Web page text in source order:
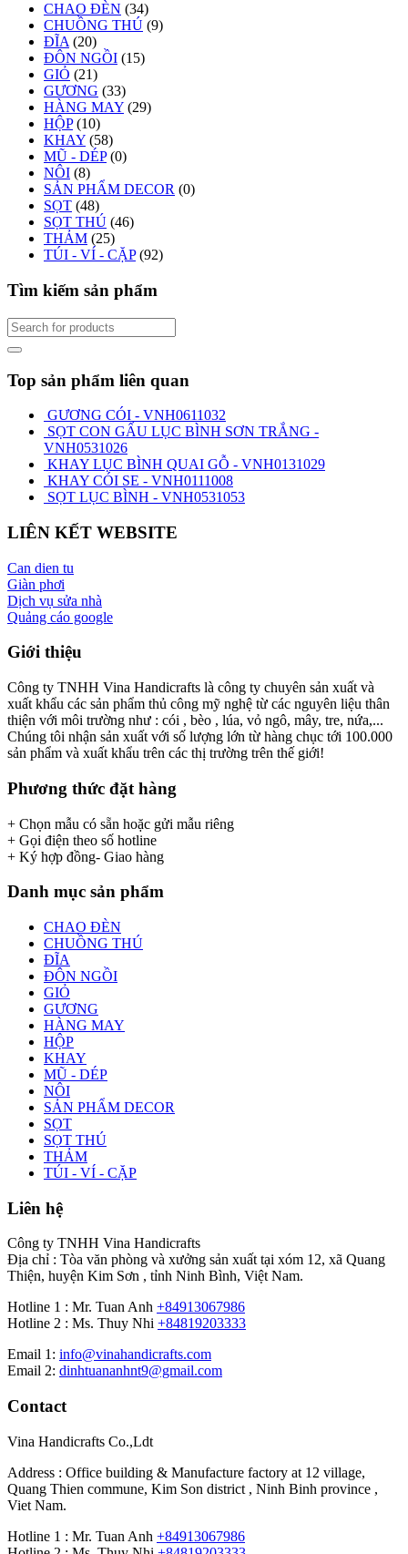
CHAO ĐÈN (34)
CHUỒNG THÚ (9)
ĐĨA (20)
ĐÔN NGỒI (15)
GIỎ (21)
GƯƠNG (33)
HÀNG MAY (29)
HỘP (10)
KHAY (58)
MŨ - DÉP (0)
NÔI (8)
SẢN PHẨM DECOR (0)
SỌT (48)
SỌT THÚ (46)
THẢM (25)
TÚI - VÍ - CẶP (92)
Tìm kiếm sản phẩm
Top sản phẩm liên quan
GƯƠNG CÓI - VNH0611032
SỌT CON GẤU LỤC BÌNH SƠN TRẮNG -
VNH0531026
KHAY LỤC BÌNH QUAI GỖ - VNH0131029
KHAY CÓI SE - VNH0111008
SỌT LỤC BÌNH - VNH0531053
LIÊN KẾT WEBSITE
Can dien tu
Giàn phơi
Dịch vụ sửa nhà
Quảng cáo google
Giới thiệu
Công ty TNHH Vina Handicrafts là công ty chuyên sản xuất và
xuất khẩu các sản phẩm thủ công mỹ nghệ từ các nguyên liệu thân
thiện với môi trường như : cói , bèo , lúa, vỏ ngô, mây, tre, nứa,...
Chúng tôi nhận sản xuất với số lượng lớn từ hàng chục tới 100.000
sản phẩm và xuất khẩu trên các thị trường trên thế giới!
Phương thức đặt hàng
+ Chọn mẫu có sẵn hoặc gửi mẫu riêng
+ Gọi điện theo số hotline
+ Ký hợp đồng- Giao hàng
Danh mục sản phẩm
CHAO ĐÈN
CHUỒNG THÚ
ĐĨA
ĐÔN NGỒI
GIỎ
GƯƠNG
HÀNG MAY
HỘP
KHAY
MŨ - DÉP
NÔI
SẢN PHẨM DECOR
SỌT
SỌT THÚ
THẢM
TÚI - VÍ - CẶP
Liên hệ
Công ty TNHH Vina Handicrafts
Địa chỉ : Tòa văn phòng và xưởng sản xuất tại xóm 12, xã Quang
Thiện, huyện Kim Sơn , tỉnh Ninh Bình, Việt Nam.
Hotline 1 : Mr. Tuan Anh +84913067986
Hotline 2 : Ms. Thuy Nhi +84819203333
Email 1: info@vinahandicrafts.com
Email 2: dinhtuananhnt9@gmail.com
Contact
Vina Handicrafts Co.,Ldt
Address : Office building & Manufacture factory at 12 village,
Quang Thien commune, Kim Son district , Ninh Binh province ,
Viet Nam.
Hotline 1 : Mr. Tuan Anh +84913067986